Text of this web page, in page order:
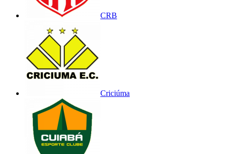
CRB
Criciúma